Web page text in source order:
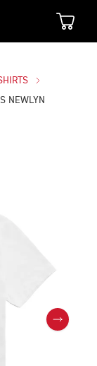
NEWLYN